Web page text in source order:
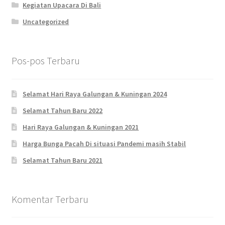
Kegiatan Upacara Di Bali
Uncategorized
Pos-pos Terbaru
Selamat Hari Raya Galungan & Kuningan 2024
Selamat Tahun Baru 2022
Hari Raya Galungan & Kuningan 2021
Harga Bunga Pacah Di situasi Pandemi masih Stabil
Selamat Tahun Baru 2021
Komentar Terbaru